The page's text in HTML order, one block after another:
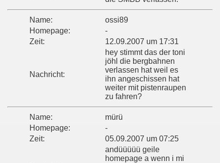
Name:
ossi89
Homepage:
-
Zeit:
12.09.2007 um 17:31
Nachricht:
hey stimmt das der toni
jöhl die bergbahnen
verlassen hat weil es
ihn angeschissen hat
weiter mit pistenraupen
zu fahren?
Name:
mürü
Homepage:
-
Zeit:
05.09.2007 um 07:25
andüüüüü geile
homepage a wenn i mi